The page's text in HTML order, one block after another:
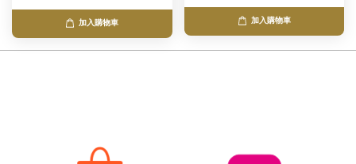
加入購物車 加入購物車